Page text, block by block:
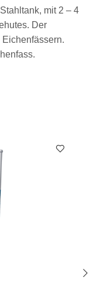
mit 2 – 4
Der